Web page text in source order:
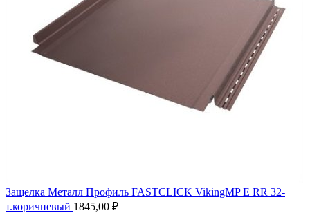
Защелка Металл Профиль FASTCLICK VikingMP E RR 32-
т.коричневый 1845,00 ₽